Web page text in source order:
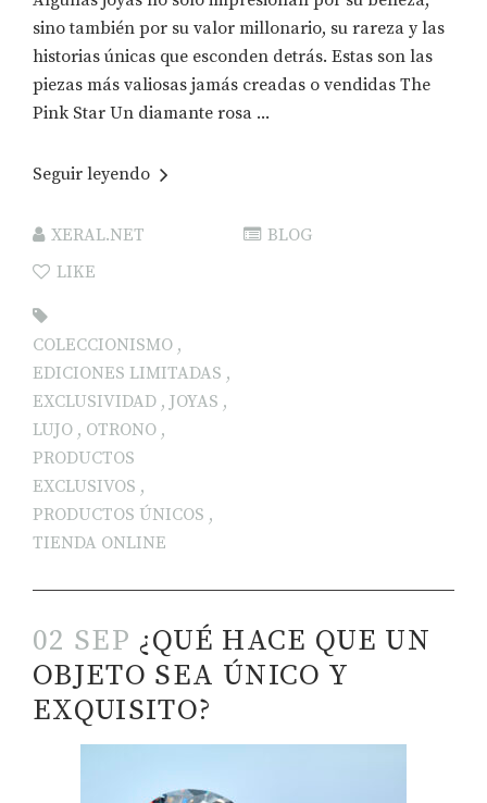
sino también por su valor millonario, su rareza y las
historias únicas que esconden detrás. Estas son las
piezas más valiosas jamás creadas o vendidas The
Pink Star Un diamante rosa ...
Seguir leyendo
XERAL.NET
BLOG
LIKE
COLECCIONISMO ,
EDICIONES LIMITADAS ,
EXCLUSIVIDAD , JOYAS ,
LUJO , OTRONO ,
PRODUCTOS
EXCLUSIVOS ,
PRODUCTOS ÚNICOS ,
TIENDA ONLINE
02 SEP ¿QUÉ HACE QUE UN
OBJETO SEA ÚNICO Y
EXQUISITO?